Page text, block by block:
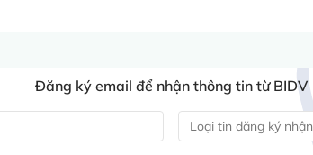
Đăng ký email để nhận thông tin từ BIDV
Loại tin đăng ký nhận